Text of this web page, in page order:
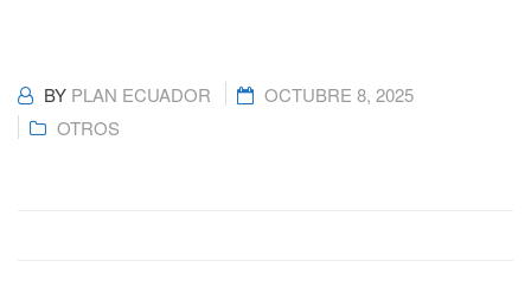
BY PLAN ECUADOR
OCTUBRE 8, 2025
OTROS